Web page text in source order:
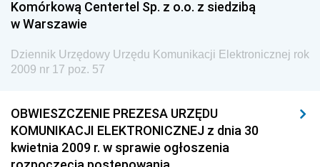
Dziennik Urzędowy Ministra Gospodarki
Dziennik Urzędowy Urzędu Ochrony Konkurencji i
Dziennik Urzędowy Ministra Pracy i Polityki
Dziennik Urzędowy Ministra Spraw Zagranicznych
Dziennik Urzędowy Urzędu Lotnictwa Cywilnego
Dziennik Urzędowy Komisji Nadzoru Finansowego
Komórkową Centertel Sp. z o.o. z siedzibą
w Warszawie
Dziennik Urzędowy Urzędu Komunikacji Elektronicznej rok
2009 nr 17 poz. 57
OBWIESZCZENIE PREZESA URZĘDU
KOMUNIKACJI ELEKTRONICZNEJ z dnia 30
kwietnia 2009 r. w sprawie ogłoszenia